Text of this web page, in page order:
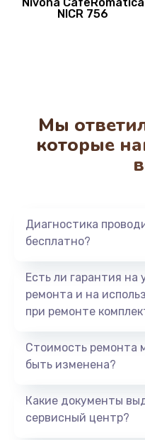
NICR 756
Мы
которые
Диагностика
бесплатно?
Есть ли гарантия на
ремонта и на
при ремонте
Стоимость ремонта
быть изменена?
Какие документы
сервисный центр?